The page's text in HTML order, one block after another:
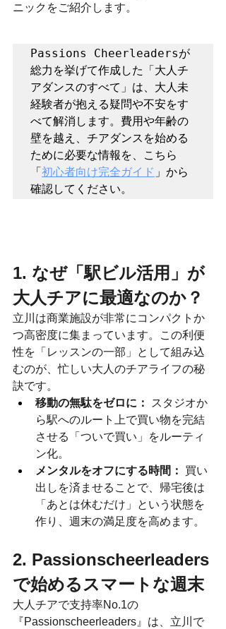
ニックをご紹介します。
Passions Cheerleadersが
総力を挙げて作成した「大人チ
アダンスのすべて」は、大人未
経験者が抱える疑問や不安をす
べて解消します。費用や年齢の
壁を越え、チアダンスを始める
ために必要な情報を、こちら
「初心者向け完全ガイド 」から
確認してください。
1. なぜ「駅ビル活用」が
大人チアに最適なのか？
立川は商業施設が非常にコンパクトか
つ高密度に集まっています。この利便
性を「レッスンの一部」として組み込
むのが、忙しい大人のチアライフの秘
訣です。
移動の無駄をゼロに：
スタジオか
ら駅へのルート上で買い物を完結
させる「ついで買い」をルーティ
ン化。
メンタルをオフにする時間：
買い
出しを済ませることで、帰宅後は
「あとは休むだけ」という状態を
作り、週末の満足度を高めます。
2. Passionscheerleaders
で始めるスマートな週末
大人チアで支持率No.1の
『Passionscheerleaders』は、立川で